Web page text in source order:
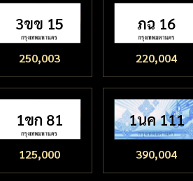
3ขข 15
250,003
ภฉ 16
220,004
1ขก 81
125,000
1นค 111
390,004